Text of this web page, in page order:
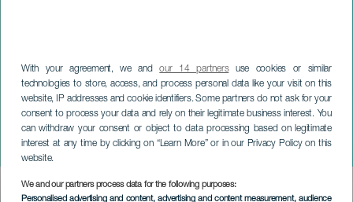
With your agreement, we andour 14 partnersuse cookies or similar
technologies to store, access, and process personal data like your visit on this
website, IP addresses and cookie identifiers. Some partners do not ask for your
consent to process your data and rely on their legitimate business interest. You
can withdraw your consent or object to data processing based on legitimate
interest at any time by clicking on “Learn More” or in our Privacy Policy on this
website.
We and our partners process data for the following purposes:
Personalised advertising and content, advertising and content measurement, audience
Great Taifa Dance: Canary
Day
FUERTEVENTURA
Imagen